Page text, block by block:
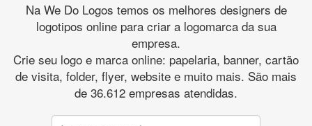
Na We Do Logos temos os melhores designers de
logotipos online para criar a logomarca da sua
empresa.
Crie seu logo e marca online: papelaria, banner, cartão
de visita, folder, flyer, website e muito mais. São mais
de 36.612 empresas atendidas.